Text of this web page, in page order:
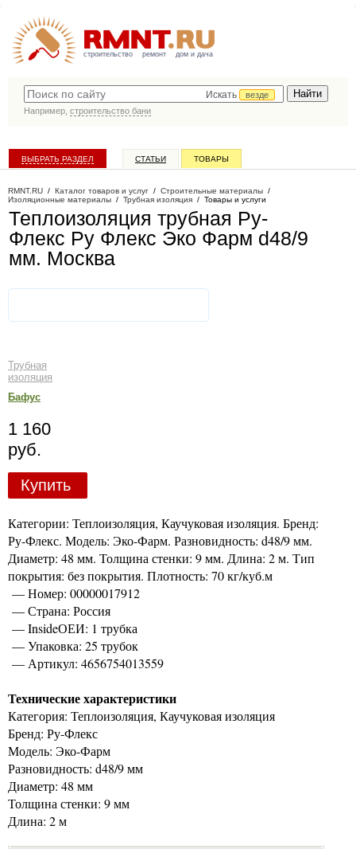
строительство ремонт дом и дача
Искать
везде
Например, строительство бани
ВЫБРАТЬ РАЗДЕЛ СТАТЬИ ТОВАРЫ
RMNT.RU / Каталог товаров и услуг / Строительные материалы /
Изоляционные материалы / Трубная изоляция / Товары и услуги
Теплоизоляция трубная Ру-
Флекс Ру Флекс Эко Фарм d48/9
мм. Москва
Трубная
изоляция
Бафус
1 160
руб.
Купить
Категории: Теплоизоляция, Каучуковая изоляция. Бренд:
Ру-Флекс. Модель: Эко-Фарм. Разновидность: d48/9 мм.
Диаметр: 48 мм. Толщина стенки: 9 мм. Длина: 2 м. Тип
покрытия: без покрытия. Плотность: 70 кг/куб.м
— Номер: 00000017912
— Страна: Россия
— InsideОЕИ: 1 трубка
— Упаковка: 25 трубок
— Артикул: 4656754013559
Технические характеристики
Категория: Теплоизоляция, Каучуковая изоляция
Бренд: Ру-Флекс
Модель: Эко-Фарм
Разновидность: d48/9 мм
Диаметр: 48 мм
Толщина стенки: 9 мм
Длина: 2 м